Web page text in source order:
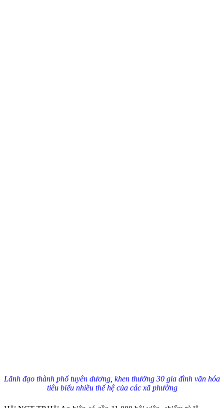
Lãnh đạo thành phố tuyên dương, khen thưởng 30 gia đình văn hóa
tiêu biểu nhiều thế hệ của các xã phường